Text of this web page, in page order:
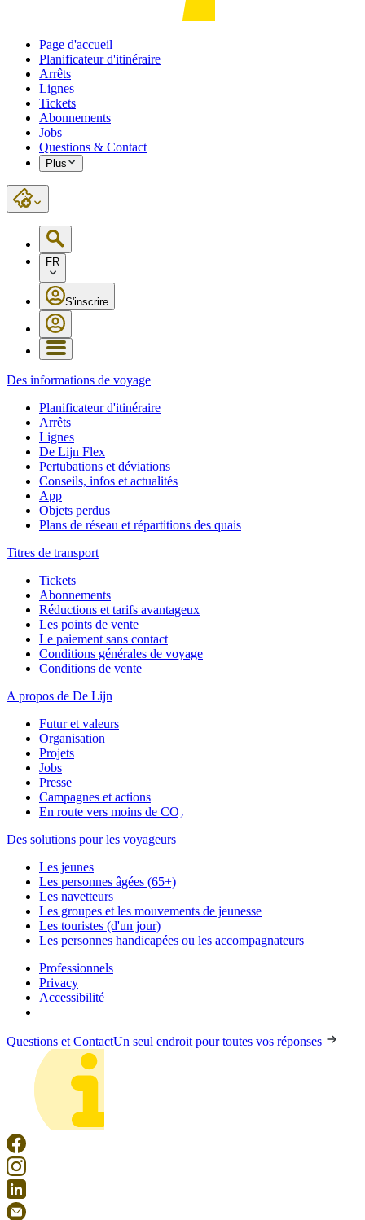
Page d'accueil
Planificateur d'itinéraire
Arrêts
Lignes
Tickets
Abonnements
Jobs
Questions & Contact
Plus
FR
S'inscrire
Des informations de voyage
Planificateur d'itinéraire
Arrêts
Lignes
De Lijn Flex
Pertubations et déviations
Conseils, infos et actualités
App
Objets perdus
Plans de réseau et répartitions des quais
Titres de transport
Tickets
Abonnements
Réductions et tarifs avantageux
Les points de vente
Le paiement sans contact
Conditions générales de voyage
Conditions de vente
A propos de De Lijn
Futur et valeurs
Organisation
Projets
Jobs
Presse
Campagnes et actions
En route vers moins de CO₂
Des solutions pour les voyageurs
Les jeunes
Les personnes âgées (65+)
Les navetteurs
Les groupes et les mouvements de jeunesse
Les touristes (d'un jour)
Les personnes handicapées ou les accompagnateurs
Professionnels
Privacy
Accessibilité
Questions et ContactUn seul endroit pour toutes vos réponses